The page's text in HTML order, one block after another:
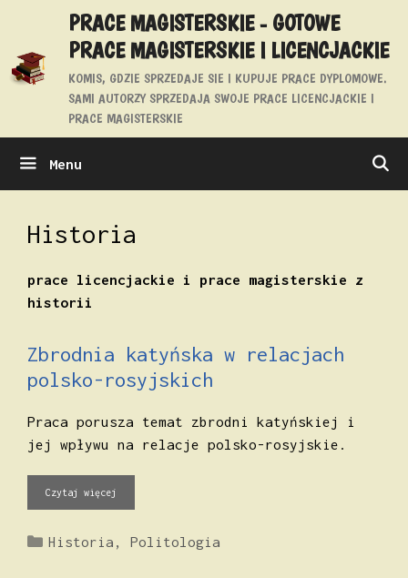
treści
PRACE MAGISTERSKIE - GOTOWE
PRACE MAGISTERSKIE I LICENCJACKIE
KOMIS, GDZIE SPRZEDAJE SIE I KUPUJE PRACE DYPLOMOWE.
SAMI AUTORZY SPRZEDAJA SWOJE PRACE LICENCJACKIE I
PRACE MAGISTERSKIE
Menu
Historia
prace licencjackie i prace magisterskie z
historii
Zbrodnia katyńska w relacjach
polsko-rosyjskich
Praca porusza temat zbrodni katyńskiej i
jej wpływu na relacje polsko-rosyjskie.
Czytaj więcej
Kategorie
Historia ,Politologia